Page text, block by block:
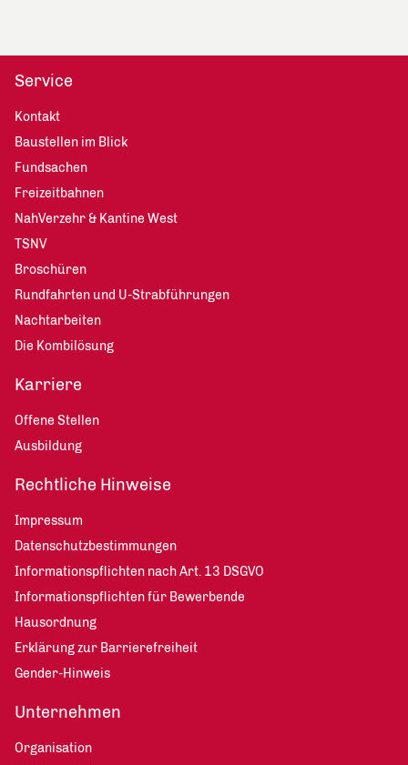
Service
Kontakt
Baustellen im Blick
Fundsachen
Freizeitbahnen
NahVerzehr & Kantine West
TSNV
Broschüren
Rundfahrten und U-Strabführungen
Nachtarbeiten
Die Kombilösung
Karriere
Offene Stellen
Ausbildung
Rechtliche Hinweise
Impressum
Datenschutzbestimmungen
Informationspflichten nach Art. 13 DSGVO
Informationspflichten für Bewerbende
Hausordnung
Erklärung zur Barrierefreiheit
Gender-Hinweis
Unternehmen
Organisation